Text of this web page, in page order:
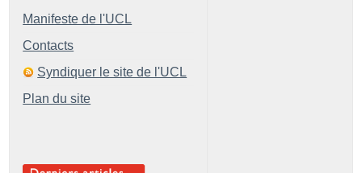
Manifeste de l'UCL
Contacts
Syndiquer le site de l'UCL
Plan du site